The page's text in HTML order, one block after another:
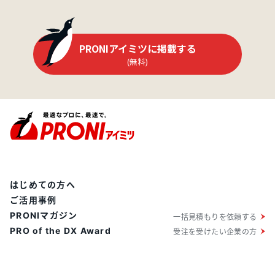
PRONIアイミツに掲載する
(無料)
はじめての方へ
ご活用事例
PRONIマガジン
PRO of the DX Award
一括見積もりを依頼する
受注を受けたい企業の方